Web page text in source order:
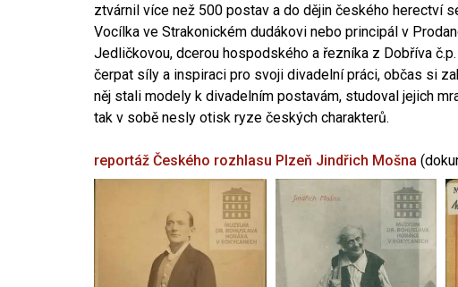
ztvárnil více než 500 postav a do dějin českého herectví
Vocílka ve Strakonickém dudákovi nebo principál v
Jedličkovou, dcerou hospodského a řezníka z Dobříva
čerpat síly a inspiraci pro svoji divadelní práci, občas si
něj stali modely k divadelním postavám, studoval jejich
tak v sobě nesly otisk ryze českých charakterů.
reportáž Českého rozhlasu Plzeň Jindřich Mošna